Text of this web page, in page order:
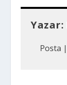
Yazar:
Posta |